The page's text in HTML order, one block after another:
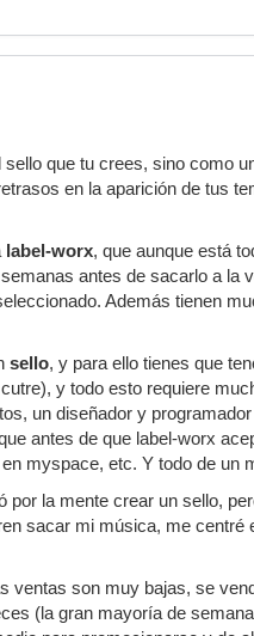
que tu crees, sino como
en la aparición de tus
label-worx, que aunque está
antes de sacarlo a la
Además tienen
sello, y para ello tienes que
y todo esto requiere
un diseñador y
antes de que label-worx
myspace, etc. Y todo de un
la mente crear un sello,
sacar mi música, me
ventas son muy bajas, se
(la gran mayoría de